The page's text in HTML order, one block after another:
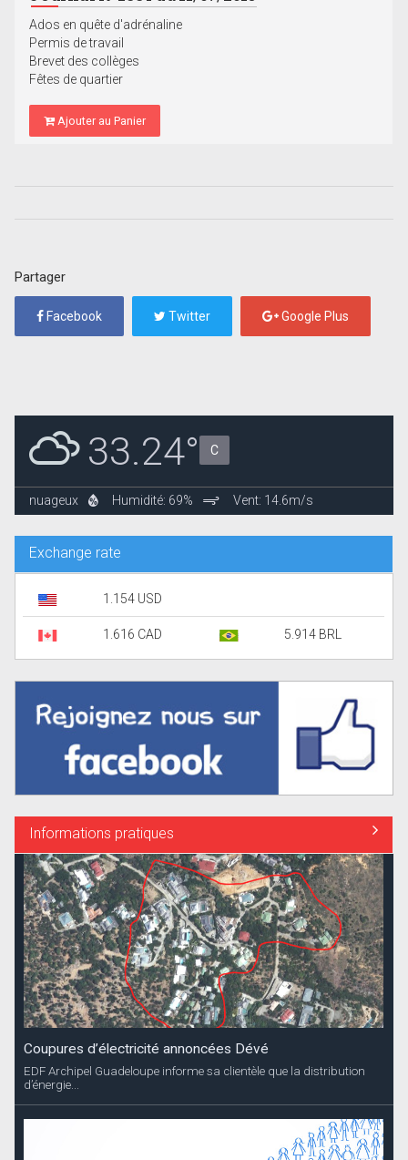
Ados en quête d'adrénaline
Permis de travail
Brevet des collèges
Fêtes de quartier
Ajouter au Panier
Partager
Facebook Twitter Google Plus
33.24° C
nuageux Humidité: 69% Vent: 14.6m/s
Exchange rate
1.154 USD
1.616 CAD 5.914 BRL
Informations pratiques
Recensement des enfants nés en 2025
La Collectivité informe les parents que le recensement des enfants
nés en 2025 se...